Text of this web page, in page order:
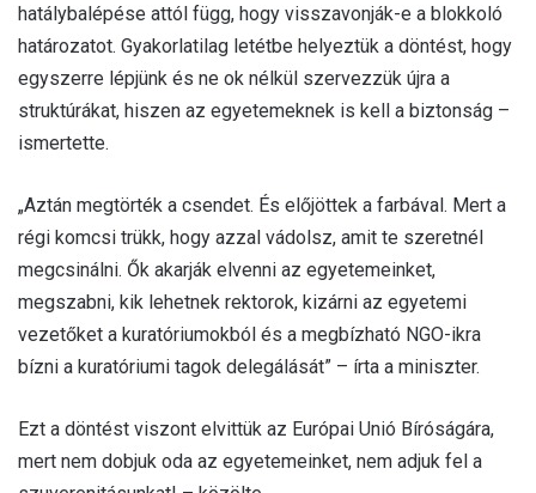
hatálybalépése attól függ, hogy visszavonják-e a blokkoló
határozatot. Gyakorlatilag letétbe helyeztük a döntést, hogy
egyszerre lépjünk és ne ok nélkül szervezzük újra a
struktúrákat, hiszen az egyetemeknek is kell a biztonság –
ismertette.
„Aztán megtörték a csendet. És előjöttek a farbával. Mert a
régi komcsi trükk, hogy azzal vádolsz, amit te szeretnél
megcsinálni. Ők akarják elvenni az egyetemeinket,
megszabni, kik lehetnek rektorok, kizárni az egyetemi
vezetőket a kuratóriumokból és a megbízható NGO-ikra
bízni a kuratóriumi tagok delegálását” – írta a miniszter.
Ezt a döntést viszont elvittük az Európai Unió Bíróságára,
mert nem dobjuk oda az egyetemeinket, nem adjuk fel a